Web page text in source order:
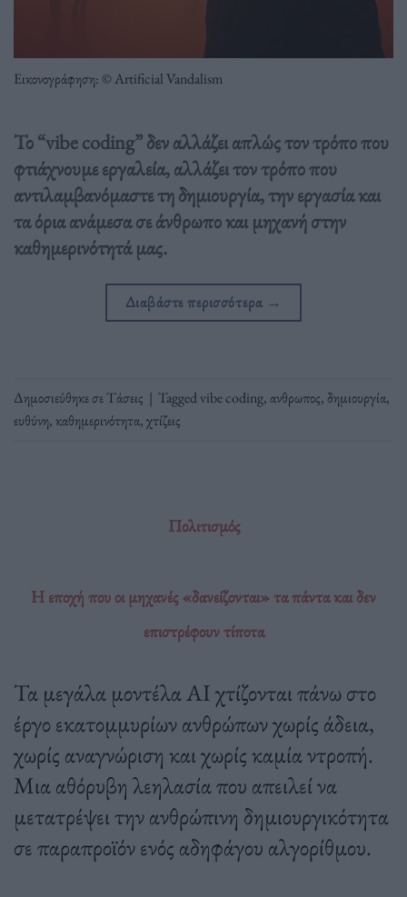
Εικονογράφηση: © Artificial Vandalism
Το “vibe coding” δεν αλλάζει απλώς τον τρόπο που
φτιάχνουμε εργαλεία, αλλάζει τον τρόπο που
αντιλαμβανόμαστε τη δημιουργία, την εργασία και
τα όρια ανάμεσα σε άνθρωπο και μηχανή στην
καθημερινότητά μας.
Διαβάστε περισσότερα →
Δημοσιεύθηκε σεΤάσεις | Taggedvibe coding,ανθρωπος,δημιουργία,
ευθύνη,καθημερινότητα,χτίζεις
Πολιτισμός
Η εποχή που οι μηχανές «δανείζονται» τα πάντα και δεν
επιστρέφουν τίποτα
Τα μεγάλα μοντέλα AI χτίζονται πάνω στο
έργο εκατομμυρίων ανθρώπων χωρίς άδεια,
χωρίς αναγνώριση και χωρίς καμία ντροπή.
Μια αθόρυβη λεηλασία που απειλεί να
μετατρέψει την ανθρώπινη δημιουργικότητα
σε παραπροϊόν ενός αδηφάγου αλγορίθμου.